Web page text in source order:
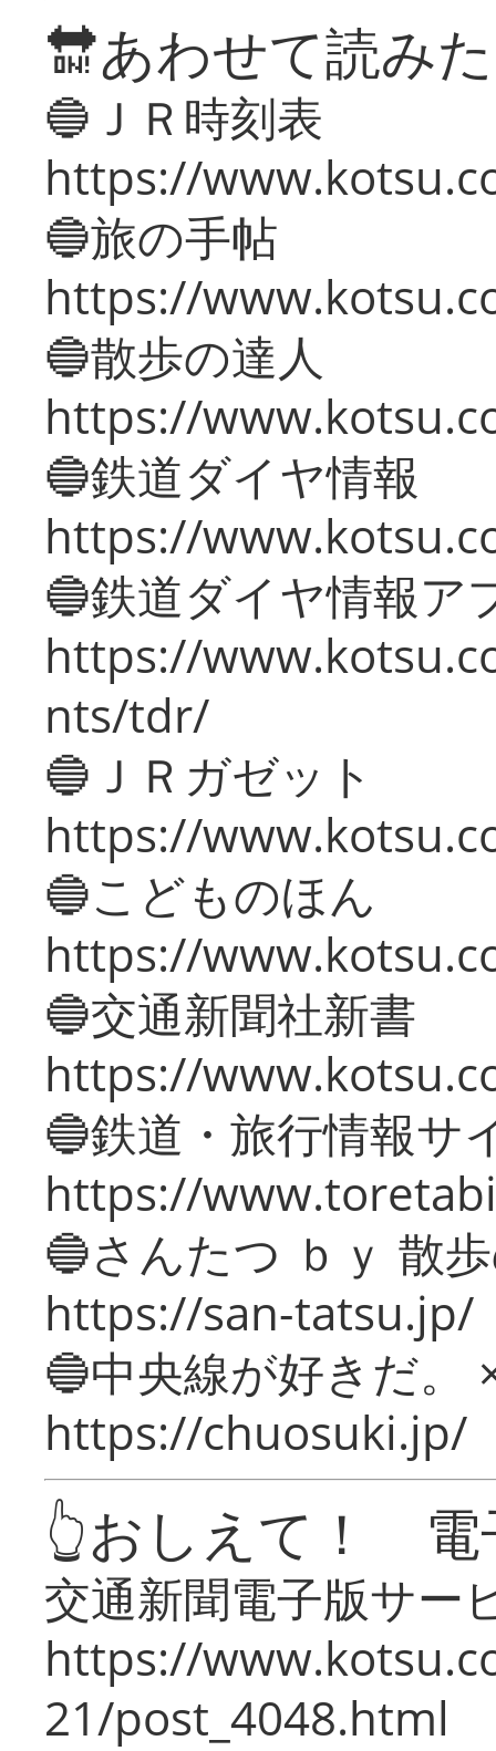
🔛あわせて読み
🔵ＪＲ時刻表
https://
🔵旅の手帖
https://
🔵散歩の達人
https://
🔵鉄道ダイヤ情報
https://
🔵鉄道ダイヤ情報ア
https://
nts/tdr/
🔵ＪＲガゼット
https://
🔵こどものほん
https://
🔵交通新聞社新書
https://
🔵鉄道・旅行情報サ
https://
🔵さんたつ ｂｙ 散
https://san-tatsu.jp/
🔵中央線が好きだ。
https://chuosuki.jp/
👆おしえて！ 電
交通新聞電子版サー
https://
21/post_4048.html